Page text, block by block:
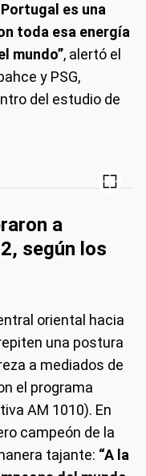
es una
toda esa energía
mundo”, alertó el
y PSG,
del estudio de
a
según los
oriental hacia
una postura
a mediados de
el programa
AM 1010). En
campeón de la
tajante: “A la